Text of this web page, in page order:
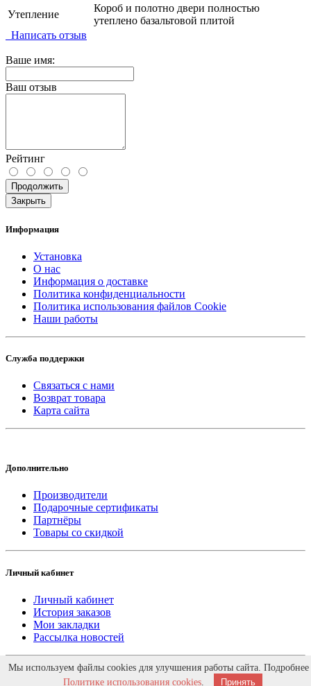
Утепление
Короб и полотно двери полностью
утеплено базальтовой плитой
Написать отзыв
Ваше имя:
Ваш отзыв
Рейтинг
Продолжить
Закрыть
Информация
Установка
О нас
Информация о доставке
Политика конфиденциальности
Политика использования файлов Cookie
Наши работы
Служба поддержки
Связаться с нами
Возврат товара
Карта сайта
Дополнительно
Производители
Подарочные сертификаты
Партнёры
Товары со скидкой
Личный кабинет
Личный кабинет
История заказов
Мои закладки
Рассылка новостей
Работает наocStore
Интернет магазин DvernoiRai.ru © 2026. Дизайн -XDS
Мы используем файлы cookies для улучшения работы сайта. Подробнее
Политике использования cookies. Принять